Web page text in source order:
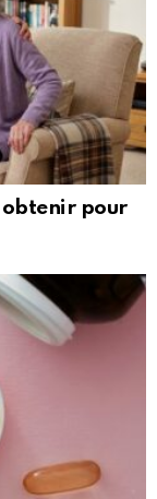
obtenir pour